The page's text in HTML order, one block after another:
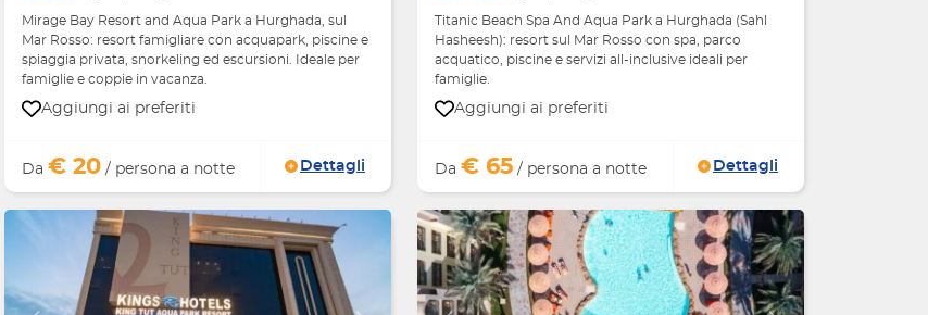
Mirage Bay Resort and Aqua Park a Hurghada, sul
Mar Rosso: resort famigliare con acquapark, piscine e
spiaggia privata, snorkeling ed escursioni. Ideale per
famiglie e coppie in vacanza.
Aggiungi ai preferiti
Da € 20 / persona a notte Dettagli
Titanic Beach Spa And Aqua Park a Hurghada (Sahl
Hasheesh): resort sul Mar Rosso con spa, parco
acquatico, piscine e servizi all-inclusive ideali per
famiglie.
Aggiungi ai preferiti
Da € 65 / persona a notte Dettagli